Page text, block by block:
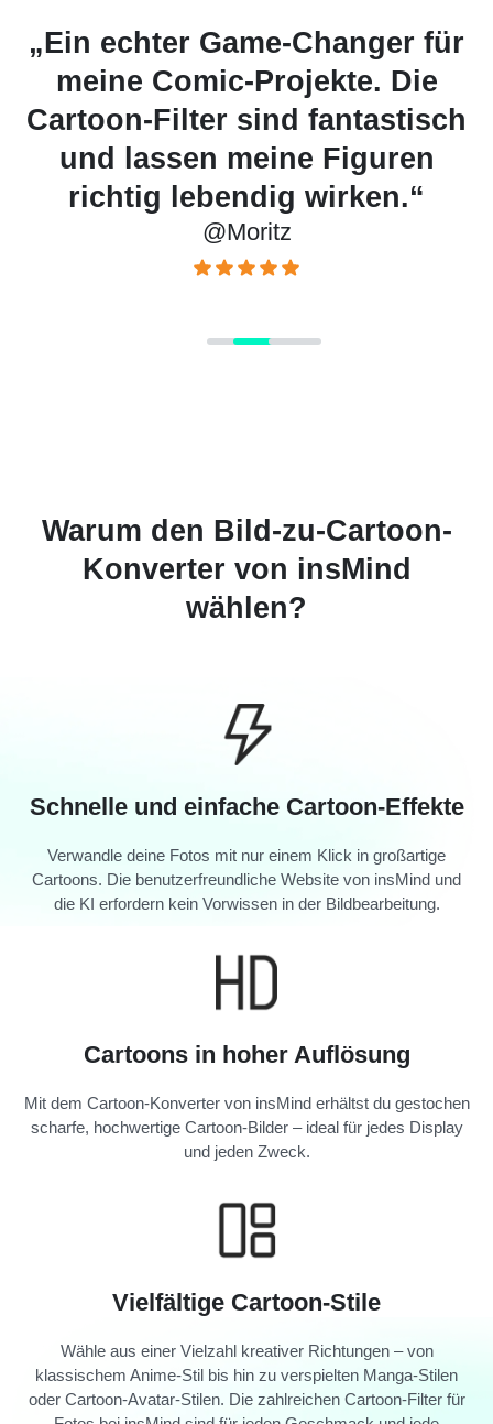
für
„Es macht so viel Spaß,
selbst als Cartoon-Figur
sehen! Die KI von insMind
wirklich beeindruckend.“
@Amelie
Warum den Bild-zu-Cartoon-
Konverter von insMind
wählen?
Schnelle und einfache Cartoon-Effekte
Verwandle deine Fotos mit nur einem Klick in großartige
Cartoons. Die benutzerfreundliche Website von insMind und
die KI erfordern kein Vorwissen in der Bildbearbeitung.
Cartoons in hoher Auflösung
Mit dem Cartoon-Konverter von insMind erhältst du gestochen
scharfe, hochwertige Cartoon-Bilder – ideal für jedes Display
und jeden Zweck.
Vielfältige Cartoon-Stile
Wähle aus einer Vielzahl kreativer Richtungen – von
klassischem Anime-Stil bis hin zu verspielten Manga-Stilen
oder Cartoon-Avatar-Stilen. Die zahlreichen Cartoon-Filter für